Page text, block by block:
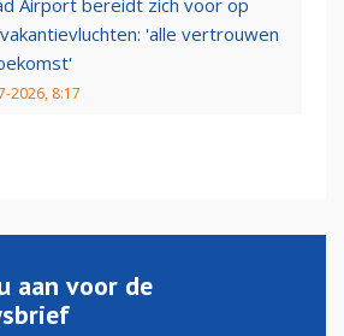
Airport bereidt zich voor op
'alle vertrouwen
2026, 8:17
aan voor de